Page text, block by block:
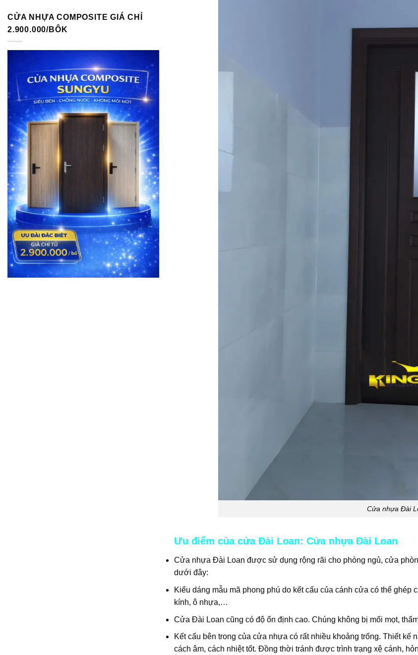
CỬA NHỰA COMPOSITE GIÁ CHỈ
2.900.000/BÔK
Cửa nhựa Đài
Ưu điểm của cửa Đài Loan: Cửa nhựa Đài Loan
Cửa nhựa Đài Loan được sử dụng rộng rãi cho phòng ngủ, cửa
dưới đây:
Kiểu dáng mẫu mã phong phú do kết cấu của cánh cửa có thể
kính, ô nhựa,…
Cửa Đài Loan cũng có độ ổn định cao. Chúng không bị mối mọt,
Kết cấu bên trong của cửa nhựa có rất nhiều khoảng trống. Thiết
cách âm, cách nhiệt tốt. Đồng thời tránh được trình trạng xệ cánh,